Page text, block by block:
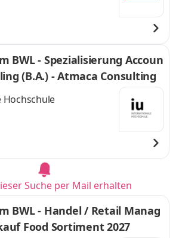
BWL - Spezialisierung Accoun
(B.A.) - Atmaca Consulting
Suche per Mail erhalten
BWL - Handel / Retail Manag
Food Sortiment 2027